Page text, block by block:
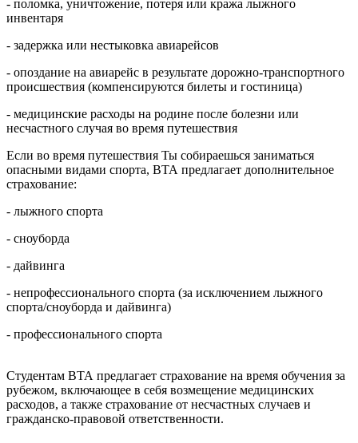
- поломка, уничтожение, потеря или кража лыжного
инвентаря
- задержка или нестыковка авиарейсов
- опоздание на авиарейс в результате дорожно-транспортного
происшествия (компенсируются билеты и гостиница)
- медицинские расходы на родине после болезни или
несчастного случая во время путешествия
Если во время путешествия Ты собираешься заниматься
опасными видами спорта, ВТА предлагает дополнительное
страхование:
- лыжного спорта
- сноуборда
- дайвинга
- непрофессионального спорта (за исключением лыжного
спорта/сноуборда и дайвинга)
- профессионального спорта
Студентам ВТА предлагает страхование на время обучения за
рубежом, включающее в себя возмещение медицинских
расходов, а также страхование от несчастных случаев и
гражданско-правовой ответственности.